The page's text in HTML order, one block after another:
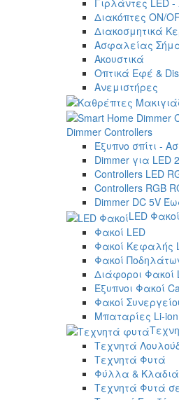
Διακόπτες ON/
Διακοσμητικά
Ασφαλείας
Ακουστικά
Οπτικά Εφέ &
Ανεμιστήρες
Dimmer Controllers
Έξυπνο σπίτι -
Dimmer για LED
Controllers LED
Controllers RGB
Dimmer DC 5V
LED Φακοί
Φακοί LED
Φακοί Κεφαλής
Φακοί
Διάφοροι Φακοί
Έξυπνοι Φακοί
Φακοί
Μπαταρίες Li-
Τεχνητά
Τεχνητά Φυτά
Φύλλα & Κλαδιά
Τεχνητά Φυτά